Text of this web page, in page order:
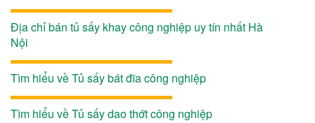
Địa chỉ bán tủ sấy khay công nghiệp uy tín nhất Hà
Nội
Tìm hiểu về Tủ sấy bát đĩa công nghiệp
Tìm hiểu về Tủ sấy dao thớt công nghiệp